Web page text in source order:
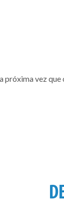
próxima vez que